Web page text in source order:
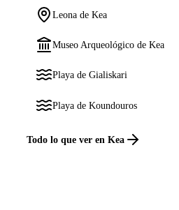
Leona de Kea
Museo Arqueológico de Kea
Playa de Gialiskari
Playa de Koundouros
Todo lo que ver en Kea